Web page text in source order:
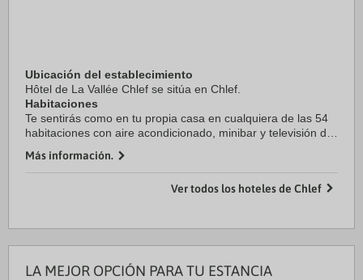
Ubicación del establecimiento
Hôtel de La Vallée Chlef se sitúa en Chlef.
Habitaciones
Te sentirás como en tu propia casa en cualquiera de las 54
habitaciones con aire acondicionado, minibar y televisión de
Más información.
Ver todos los hoteles de Chlef
LA MEJOR OPCIÓN PARA TU ESTANCIA